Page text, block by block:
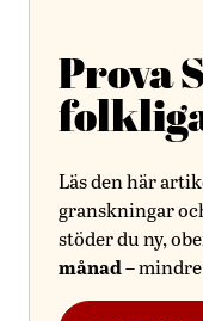
Prova
Läs den här
granskningar
stöder du ny,
månad–